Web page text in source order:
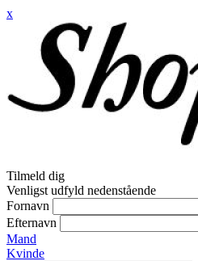
x
Tilmeld dig
Venligst udfyld nedenstående
Fornavn
Efternavn
Mand
Kvinde